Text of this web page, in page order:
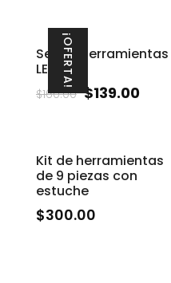
¡OFERTA!
Set de herramientas
LEGION
$160.00 $139.00
Kit de herramientas
de 9 piezas con
estuche
$300.00